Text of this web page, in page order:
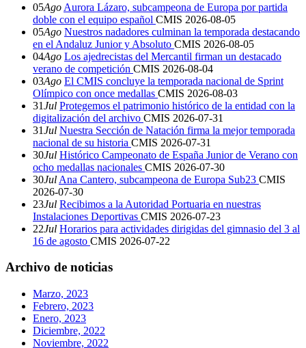
05Ago Aurora Lázaro, subcampeona de Europa por partida
doble con el equipo español CMIS 2026-08-05
05Ago Nuestros nadadores culminan la temporada destacando
en el Andaluz Junior y Absoluto CMIS 2026-08-05
04Ago Los ajedrecistas del Mercantil firman un destacado
verano de competición CMIS 2026-08-04
03Ago El CMIS concluye la temporada nacional de Sprint
Olímpico con once medallas CMIS 2026-08-03
31Jul Protegemos el patrimonio histórico de la entidad con la
digitalización del archivo CMIS 2026-07-31
31Jul Nuestra Sección de Natación firma la mejor temporada
nacional de su historia CMIS 2026-07-31
30Jul Histórico Campeonato de España Junior de Verano con
ocho medallas nacionales CMIS 2026-07-30
30Jul Ana Cantero, subcampeona de Europa Sub23 CMIS
2026-07-30
23Jul Recibimos a la Autoridad Portuaria en nuestras
Instalaciones Deportivas CMIS 2026-07-23
22Jul Horarios para actividades dirigidas del gimnasio del 3 al
16 de agosto CMIS 2026-07-22
Archivo de noticias
Marzo, 2023
Febrero, 2023
Enero, 2023
Diciembre, 2022
Noviembre, 2022